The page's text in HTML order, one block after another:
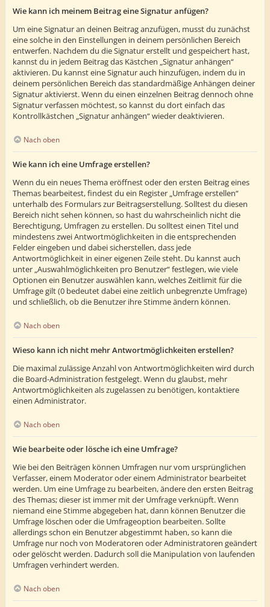
Wie kann ich meinem Beitrag eine Signatur anfügen?
Um eine Signatur an deinen Beitrag anzufügen, musst du zunächst
eine solche in den Einstellungen in deinem persönlichen Bereich
entwerfen. Nachdem du die Signatur erstellt und gespeichert hast,
kannst du in jedem Beitrag das Kästchen „Signatur anhängen“
aktivieren. Du kannst eine Signatur auch hinzufügen, indem du in
deinem persönlichen Bereich das standardmäßige Anhängen deiner
Signatur aktivierst. Wenn du einen einzelnen Beitrag dennoch ohne
Signatur verfassen möchtest, so kannst du dort einfach das
Kontrollkästchen „Signatur anhängen“ wieder deaktivieren.
Nach oben
Wie kann ich eine Umfrage erstellen?
Wenn du ein neues Thema eröffnest oder den ersten Beitrag eines
Themas bearbeitest, findest du ein Register „Umfrage erstellen“
unterhalb des Formulars zur Beitragserstellung. Solltest du diesen
Bereich nicht sehen können, so hast du wahrscheinlich nicht die
Berechtigung, Umfragen zu erstellen. Du solltest einen Titel und
mindestens zwei Antwortmöglichkeiten in die entsprechenden
Felder eingeben und dabei sicherstellen, dass jede
Antwortmöglichkeit in einer eigenen Zeile steht. Du kannst auch
unter „Auswahlmöglichkeiten pro Benutzer“ festlegen, wie viele
Optionen ein Benutzer auswählen kann, welches Zeitlimit für die
Umfrage gilt (0 bedeutet dabei eine zeitlich unbegrenzte Umfrage)
und schließlich, ob die Benutzer ihre Stimme ändern können.
Nach oben
Wieso kann ich nicht mehr Antwortmöglichkeiten erstellen?
Die maximal zulässige Anzahl von Antwortmöglichkeiten wird durch
die Board-Administration festgelegt. Wenn du glaubst, mehr
Antwortmöglichkeiten als zugelassen zu benötigen, kontaktiere
einen Administrator.
Nach oben
Wie bearbeite oder lösche ich eine Umfrage?
Wie bei den Beiträgen können Umfragen nur vom ursprünglichen
Verfasser, einem Moderator oder einem Administrator bearbeitet
werden. Um eine Umfrage zu bearbeiten, ändere den ersten Beitrag
des Themas; dieser ist immer mit der Umfrage verknüpft. Wenn
niemand eine Stimme abgegeben hat, dann können Benutzer die
Umfrage löschen oder die Umfrageoption bearbeiten. Sollte
allerdings schon ein Benutzer abgestimmt haben, so kann die
Umfrage nur noch von Moderatoren oder Administratoren geändert
oder gelöscht werden. Dadurch soll die Manipulation von laufenden
Umfragen verhindert werden.
Nach oben